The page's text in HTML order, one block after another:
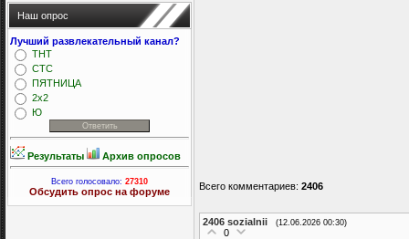
Наш опрос
Лучший развлекательный канал?
ТНТ
СТС
ПЯТНИЦА
2x2
Ю
Результаты Архив опросов
Всего голосовало: 27310
Обсудить опрос на форуме
Всего комментариев: 2406
2406 sozialnii (12.06.2026 00:30)
0